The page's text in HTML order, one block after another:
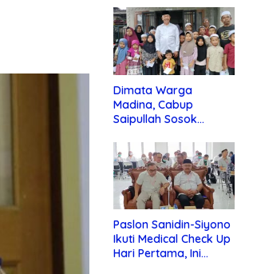
Dimata Warga
Madina, Cabup
Saipullah Sosok
Anak Yatim
Paslon Sanidin-Siyono
Ikuti Medical Check Up
Hari Pertama, Ini